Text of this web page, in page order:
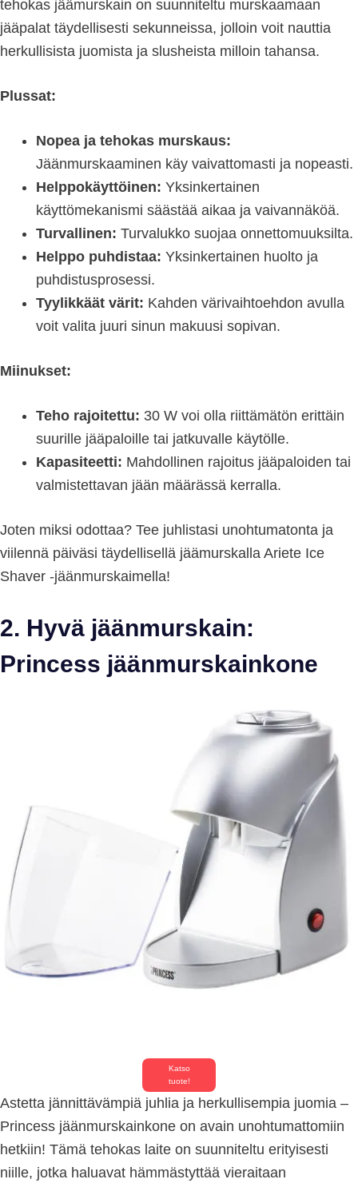
tehokas jäämurskain on suunniteltu murskaamaan
jääpalat täydellisesti sekunneissa, jolloin voit nauttia
herkullisista juomista ja slusheista milloin tahansa.
Plussat:
Nopea ja tehokas murskaus:
Jäänmurskaaminen käy vaivattomasti ja nopeasti.
Helppokäyttöinen: Yksinkertainen
käyttömekanismi säästää aikaa ja vaivannäköä.
Turvallinen: Turvalukko suojaa onnettomuuksilta.
Helppo puhdistaa: Yksinkertainen huolto ja
puhdistusprosessi.
Tyylikkäät värit: Kahden värivaihtoehdon avulla
voit valita juuri sinun makuusi sopivan.
Miinukset:
Teho rajoitettu: 30 W voi olla riittämätön erittäin
suurille jääpaloille tai jatkuvalle käytölle.
Kapasiteetti: Mahdollinen rajoitus jääpaloiden tai
valmistettavan jään määrässä kerralla.
Joten miksi odottaa? Tee juhlistasi unohtumatonta ja
viilennä päiväsi täydellisellä jäämurskalla Ariete Ice
Shaver -jäänmurskaimella!
2. Hyvä jäänmurskain:
Princess jäänmurskainkone
Katso
tuote!
Astetta jännittävämpiä juhlia ja herkullisempia juomia –
Princess jäänmurskainkone on avain unohtumattomiin
hetkiin! Tämä tehokas laite on suunniteltu erityisesti
niille, jotka haluavat hämmästyttää vieraitaan